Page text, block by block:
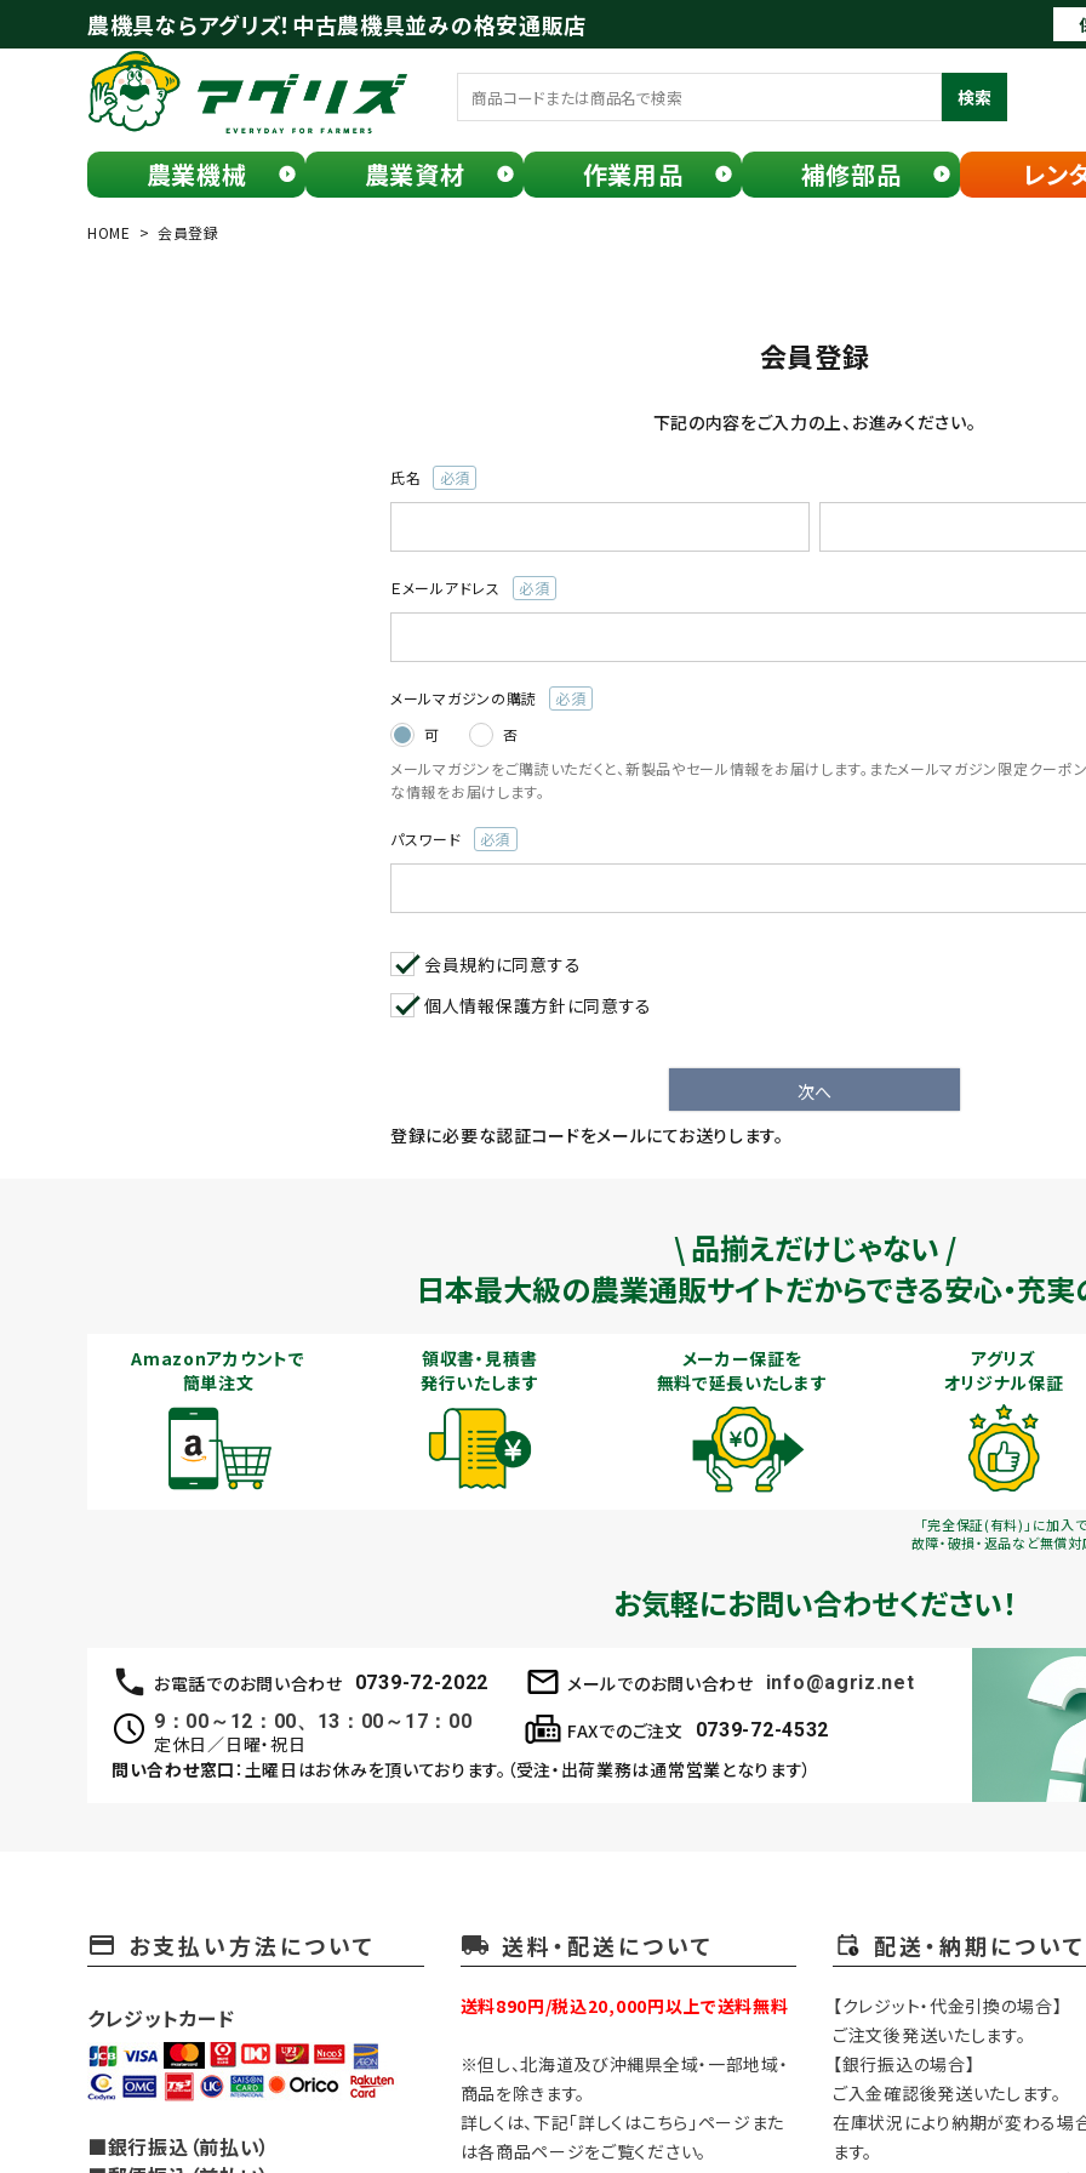
農機具ならアグリズ！中古農機具並みの格安通販店
検索
農業機械 農業資材 作業用品 補修部品 レン
ログイン
FAXでのご注文
0739-72-453224時間受付
HOME 会員登録
会員登録
下記の内容をご入力の上、お進みください。
氏名
(必
Ｅメールアドレス
(必
メールマガジンの購読
可
否
メールマガジンをご購読いただくと、新製品やセール情報をお届けします。またメールマガジン限定クーポ
な情報をお届けします。
パスワード
(必
会員規約に同意する
個人情報保護方針 に同意する
次へ
登録に必要な認証コードをメールにてお送りします。
\ 品揃えだけじゃない /
日本最大級の農業通販サイトだからできる安心・充
Amazonアカウントで
簡単注文
領収書・見積書
発行いたします
メーカー保証を
無料で延長いたします
アグリズ
オリジナル保証
「完全保証(有料)」に加入で
故障・破損・返品など無償対
お気軽にお問い合わせください！
お電話でのお問い合わせ 0739-72-2022 メールでのお問い合わせ
info@agriz.net
9：00～12：00、13：00～17：00
定休日／日曜・祝日
FAXでのご注文 0739-72-4532
問い合わせ窓口 ：土曜日はお休みを頂いております。（受注・出荷業務は通常営業となります）
payment お支払い方法について
クレジットカード
■銀行振込（前払い）
local_shipping 送料・配送について
送料890円/税込20,000円以上で送料無料
※但し、北海道及び沖縄県全域・一部地域・
商品を除きます。
詳しくは、下記「詳しくはこちら」ページまた
は各商品ページをご覧ください。
配送・納期について
【クレジット・代金引換の場合】
ご注文後発送いたします。
【銀行振込の場合】
ご入金確認後発送いたします。
在庫状況により納期が変わる場
ます。